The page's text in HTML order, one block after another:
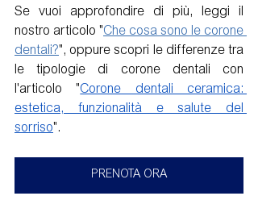
Se vuoi approfondire di più, leggi il
nostro articolo "Che cosa sono le corone
dentali?", oppure scopri le differenze tra
le tipologie di corone dentali con
l'articolo "Corone dentali ceramica:
estetica, funzionalità e salute del
sorriso".
PRENOTA ORA